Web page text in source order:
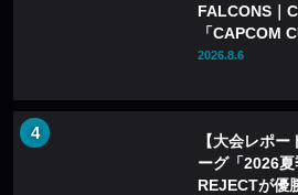
FALCONS｜
「CAPCOM
2026.8.6
【大会レポ
ーグ「2026
REJECTが